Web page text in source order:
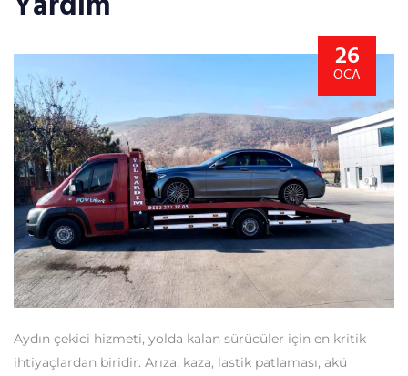
26
OCA
Aydın çekici hizmeti, yolda kalan sürücüler için en kritik
ihtiyaçlardan biridir. Arıza, kaza, lastik patlaması, akü